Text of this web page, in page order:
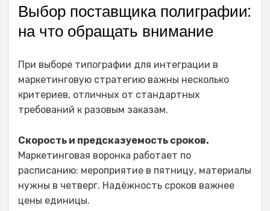
Выбор поставщика полиграфии:
на что обращать внимание
При выборе типографии для интеграции в
маркетинговую стратегию важны несколько
критериев, отличных от стандартных
требований к разовым заказам.
Скорость и предсказуемость сроков.
Маркетинговая воронка работает по
расписанию: мероприятие в пятницу, материалы
нужны в четверг. Надёжность сроков важнее
цены единицы.